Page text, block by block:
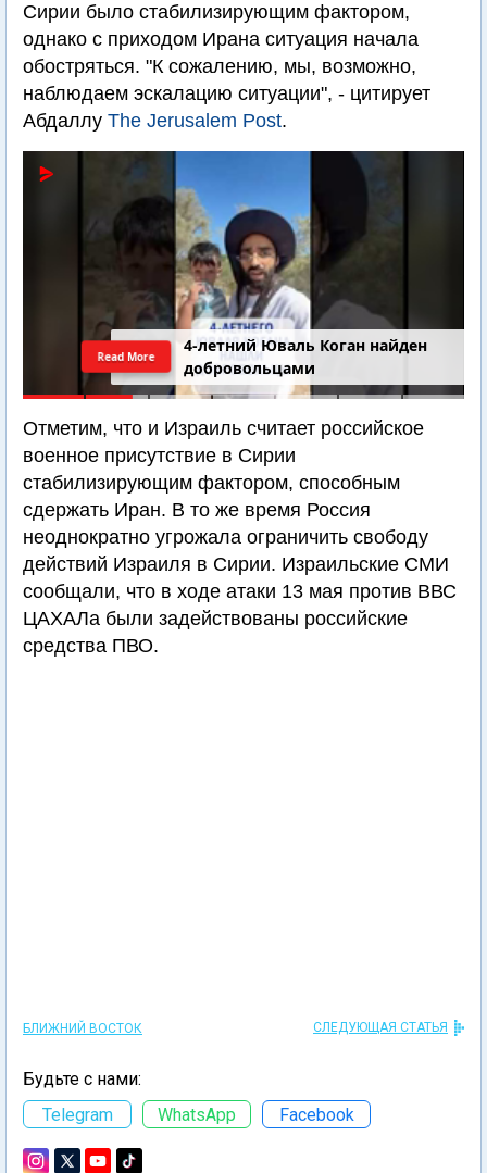
Сирии было стабилизирующим фактором,
однако с приходом Ирана ситуация начала
обостряться. "К сожалению, мы, возможно,
наблюдаем эскалацию ситуации", - цитирует
Абдаллу The Jerusalem Post.
4-летний Юваль Коган найден
добровольцами
Read More
Отметим, что и Израиль считает российское
военное присутствие в Сирии
стабилизирующим фактором, способным
сдержать Иран. В то же время Россия
неоднократно угрожала ограничить свободу
действий Израиля в Сирии. Израильские СМИ
сообщали, что в ходе атаки 13 мая против ВВС
ЦАХАЛа были задействованы российские
средства ПВО.
БЛИЖНИЙ ВОСТОК СЛЕДУЮЩАЯ СТАТЬЯ
Будьте с нами:
Telegram
WhatsApp Facebook